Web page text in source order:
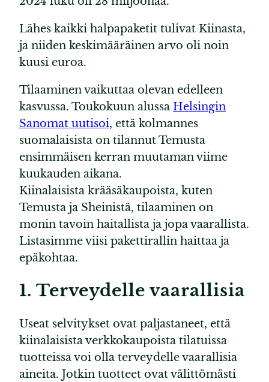
Lähes kaikki halpapaketit tulivat Kiinasta,
ja niiden keskimääräinen arvo oli noin
kuusi euroa.
Tilaaminen vaikuttaa olevan edelleen
kasvussa. Toukokuun alussa Helsingin
Sanomat uutisoi, että kolmannes
suomalaisista on tilannut Temusta
ensimmäisen kerran muutaman viime
kuukauden aikana.
Kiinalaisista krääsäkaupoista, kuten
Temusta ja Sheinistä, tilaaminen on
monin tavoin haitallista ja jopa vaarallista.
Listasimme viisi pakettirallin haittaa ja
epäkohtaa.
1. Terveydelle vaarallisia
Useat selvitykset ovat paljastaneet, että
kiinalaisista verkkokaupoista tilatuissa
tuotteissa voi olla terveydelle vaarallisia
aineita. Jotkin tuotteet ovat välittömästi